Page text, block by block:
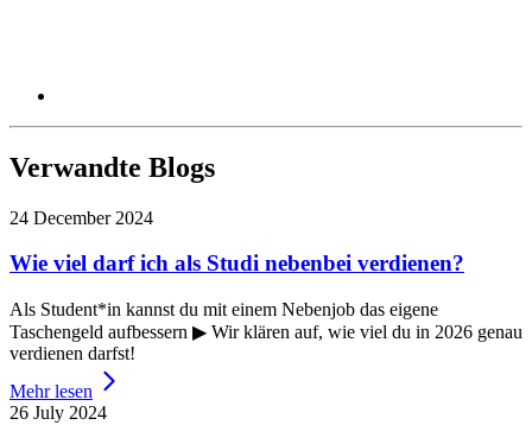
Verwandte Blogs
24 December 2024
Wie viel darf ich als Studi nebenbei verdienen?
Als Student*in kannst du mit einem Nebenjob das eigene
Taschengeld aufbessern ▶ Wir klären auf, wie viel du in 2026 genau
verdienen darfst!
Mehr lesen
26 July 2024